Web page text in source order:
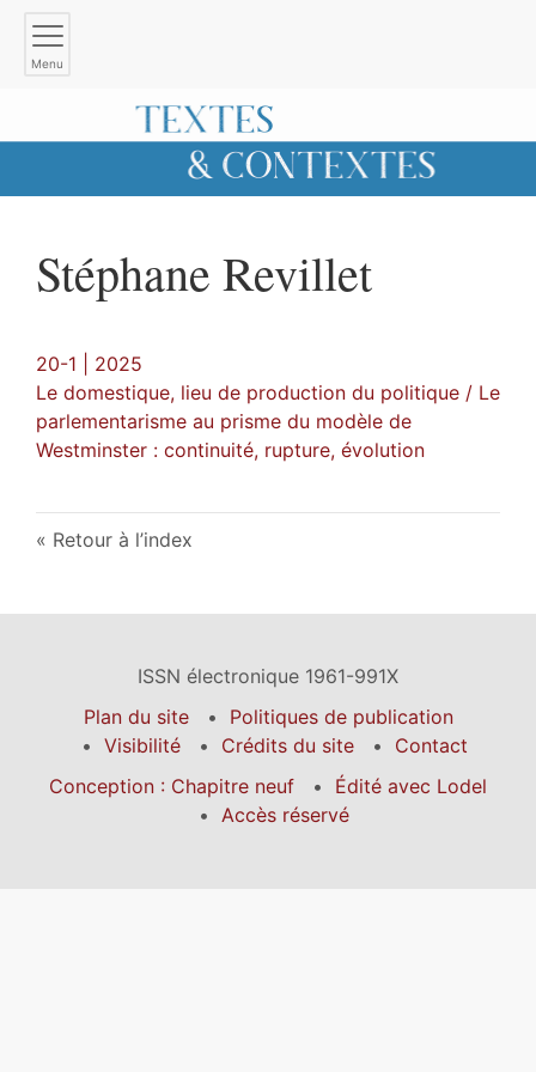
Menu
Stéphane Revillet
20-1 | 2025
Le domestique, lieu de production du politique / Le
parlementarisme au prisme du modèle de
Westminster : continuité, rupture, évolution
Retour à l’index
ISSN électronique 1961-991X
Plan du site
Politiques de publication
Visibilité
Crédits du site
Contact
Conception : Chapitre neuf
Édité avec Lodel
Accès réservé